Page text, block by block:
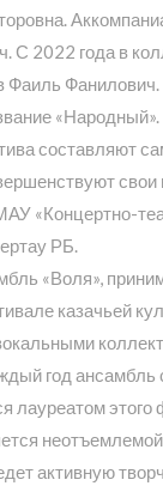
С 2022 года в
Фаиль
«Народный».
составляют
«Концертно-
РБ.
«Воля»,
казачьей
год ансамбль
лауреатом этого
активную